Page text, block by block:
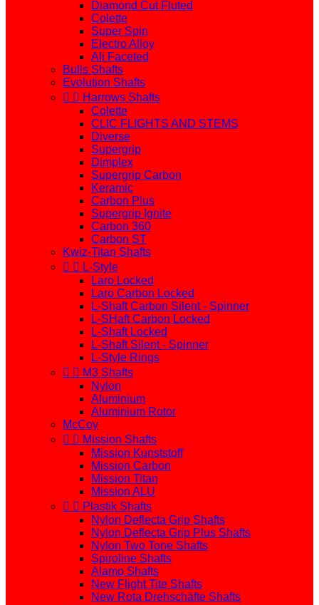
Diamond Cut Fluted
Colette
Super Spin
Electro Alloy
Ali Faceted
Bulls Shafts
Evolution Shafts
  Harrows Shafts
Colette
CLIC FLIGHTS AND STEMS
Diverse
Supergrip
Dimplex
Supergrip Carbon
Keramic
Carbon Plus
Supergrip Ignite
Carbon 360
Carbon ST
Kwiz-Titan Shafts
  L-Style
Laro Locked
Laro Carbon Locked
L-Shaft Carbon Silent - Spinner
L-SHaft Carbon Locked
L-Shaft Locked
L-Shaft Silent - Spinner
L-Style Rings
  M3 Shafts
Nylon
Aluminium
Aluminium Rotor
McCoy
  Mission Shafts
Mission Kunststoff
Mission Carbon
Mission Titan
Mission ALU
  Plastik Shafts
Nylon Deflecta Grip Shafts
Nylon Deflecta Grip Plus Shafts
Nylon Two Tone Shafts
Spiroline Shafts
Alamo Shafts
New Flight Tite Shafts
New Rota Drehschäfte Shafts